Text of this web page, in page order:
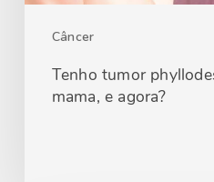
Câncer
Tenho tumor
mama, e agora?